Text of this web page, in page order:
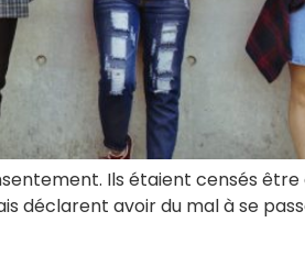
Ils étaient censés être
déclarent avoir du mal à se